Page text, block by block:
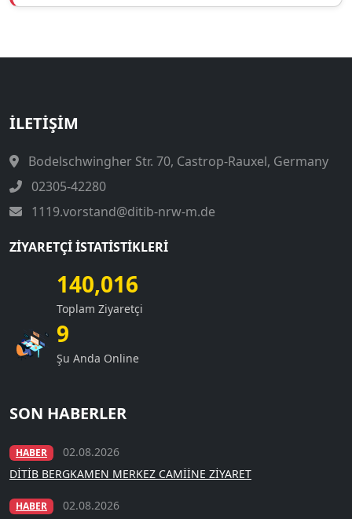
İLETIŞIM
Bodelschwingher Str. 70, Castrop-Rauxel, Germany
02305-42280
1119.vorstand@ditib-nrw-m.de
ZIYARETÇI İSTATISTIKLERI
140,016
Toplam Ziyaretçi
9
Şu Anda Online
SON HABERLER
HABER
02.08.2026
DİTİB BERGKAMEN MERKEZ CAMİİNE ZİYARET
HABER
02.08.2026